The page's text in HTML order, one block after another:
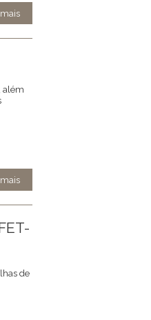
além
de